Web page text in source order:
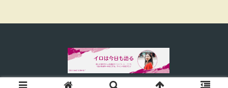
© 2022 イロは今日も語る.